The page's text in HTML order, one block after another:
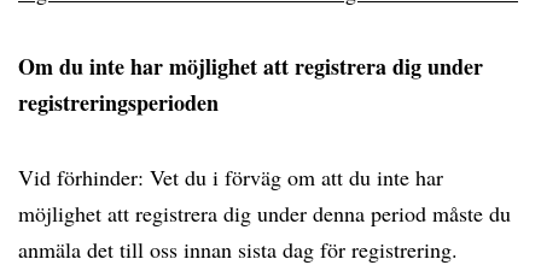
Om du inte har möjlighet att registrera dig under
registreringsperioden
Vid förhinder: Vet du i förväg om att du inte har
möjlighet att registrera dig under denna period måste du
anmäla det till oss innan sista dag för registrering.